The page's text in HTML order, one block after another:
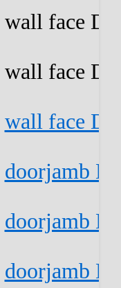
face
face
wall face
doorjamb
doorjamb
doorjamb